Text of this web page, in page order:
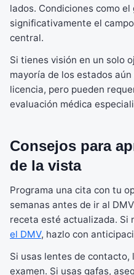
lados. Condiciones como
significativamente el
central.
Si tienes visión en un solo
mayoría de los estados
licencia, pero pueden
evaluación médica
Consejos para
de la vista
Programa una cita con tu
semanas antes de ir al
receta esté actualizada. Si
el DMV, hazlo con
Si usas lentes de
examen. Si usas gafas,